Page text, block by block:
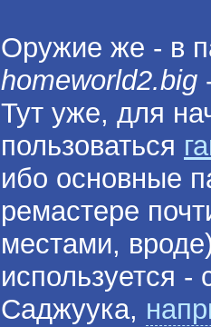
Оружие же - в
homeworld2.big
Тут уже, для
пользоваться
ибо основные
ремастере
местами,
используется
Саджуука,